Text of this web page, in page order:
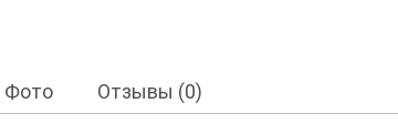
Фото Отзывы (0)